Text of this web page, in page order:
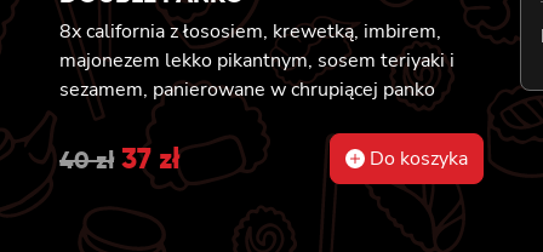
8x california z łososiem, krewetką, imbirem,
majonezem lekko pikantnym, sosem teriyaki i
sezamem, panierowane w chrupiącej panko
40zł Original
price
37 złCurrent
price
Do koszyka